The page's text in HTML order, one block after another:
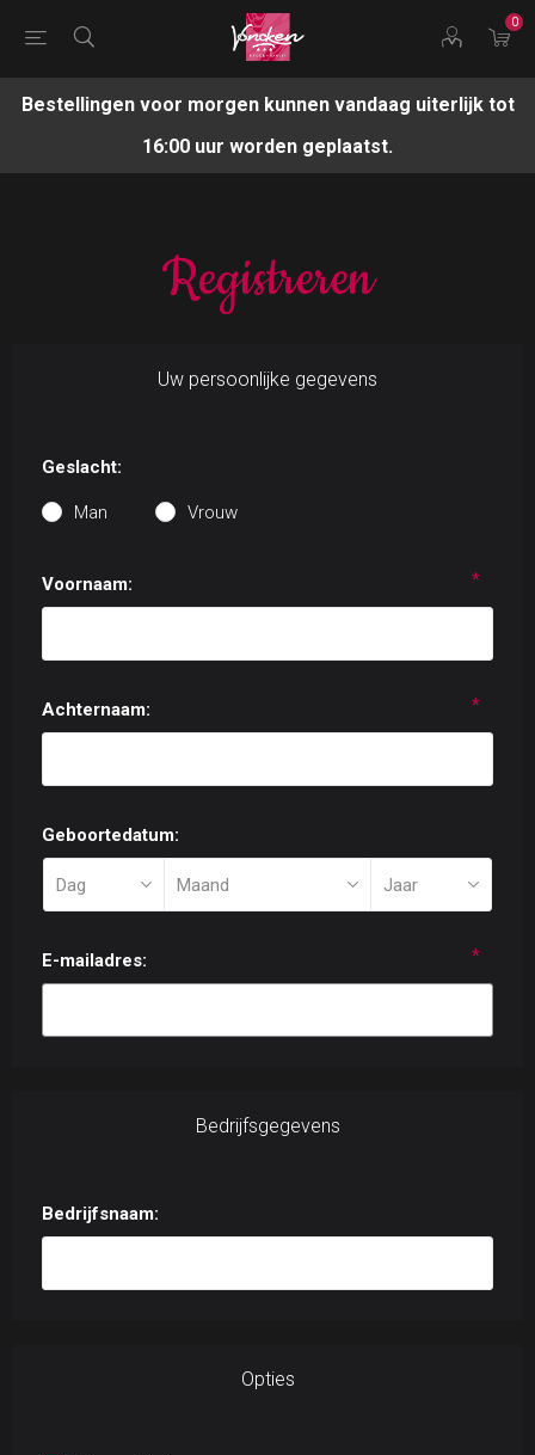
0
Bestellingen voor morgen kunnen vandaag uiterlijk tot
16:00 uur worden geplaatst.
Registreren
Uw persoonlijke gegevens
Geslacht:
Man Vrouw
Voornaam: *
Achternaam: *
Geboortedatum:
E-mailadres: *
Bedrijfsgegevens
Bedrijfsnaam:
Opties